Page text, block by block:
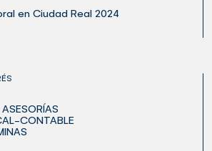
en Ciudad Real 2024
CONTABLE